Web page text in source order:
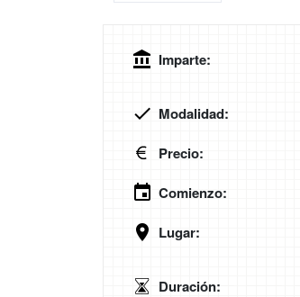
Imparte:
Modalidad:
Precio:
Comienzo:
Lugar:
Duración: